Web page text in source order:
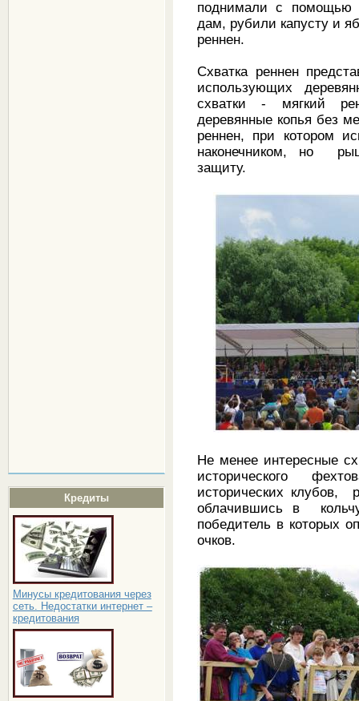
Кредиты
Минусы кредитования через
сеть. Недостатки интернет –
кредитования
поднимали с помощью
дам, рубили капусту и
реннен.
Схватка реннен
использующих
схватки - мягкий
деревянные копья без
реннен, при котором
наконечником, но
защиту.
Не менее интересные
исторического
исторических клубов,
облачившись в
победитель в которых
очков.